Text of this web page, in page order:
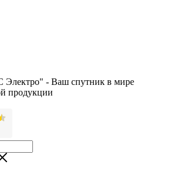
Электро" - Ваш спутник в мире
продукции